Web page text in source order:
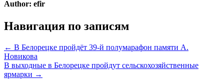
Author: efir
Навигация по записям
← В Белорецке пройдёт 39-й полумарафон памяти А.
Новикова
В выходные в Белорецке пройдут сельскохозяйственные
ярмарки →